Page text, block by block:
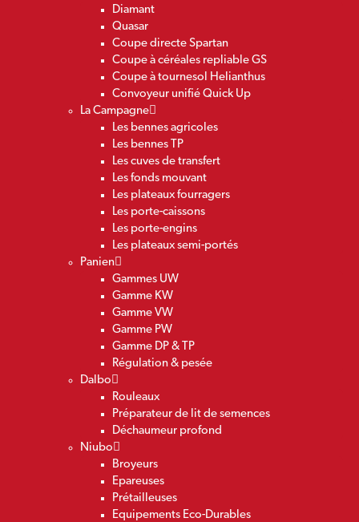
Diamant
Quasar
Coupe directe Spartan
Coupe à céréales repliable GS
Coupe à tournesol Helianthus
Convoyeur unifié Quick Up
La Campagne
Les bennes agricoles
Les bennes TP
Les cuves de transfert
Les fonds mouvant
Les plateaux fourragers
Les porte-caissons
Les porte-engins
Les plateaux semi-portés
Panien
Gammes UW
Gamme KW
Gamme VW
Gamme PW
Gamme DP & TP
Régulation & pesée
Dalbo
Rouleaux
Préparateur de lit de semences
Déchaumeur profond
Niubo
Broyeurs
Epareuses
Prétailleuses
Equipements Eco-Durables